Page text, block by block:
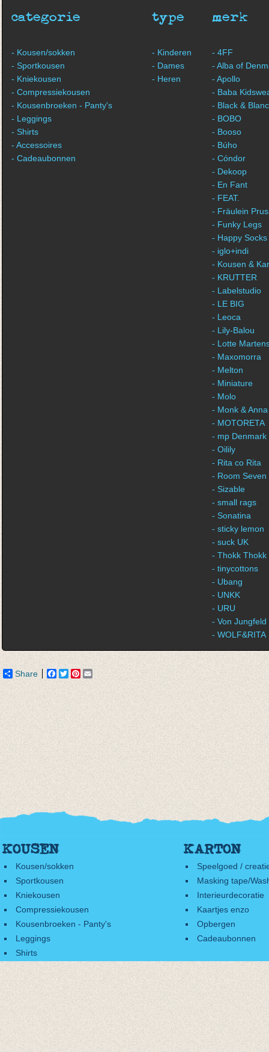
categorie
- Kousen/sokken
- Sportkousen
- Kniekousen
- Compressiekousen
- Kousenbroeken - Panty's
- Leggings
- Shirts
- Accessoires
- Cadeaubonnen
type
- Kinderen
- Dames
- Heren
merk
- 4FF
- Alba of
- Apollo
- Baba
- Black &
- BOBO
- Booso
- Búho
- Cóndor
- Dekoop
- En Fant
- FEAT.
- Fräulein
- Funky Legs
- Happy Socks
- iglo+indi
- Kousen &
- KRUTTER
- Labelstudio
- LE BIG
- Leoca
- Lily-Balou
- Lotte
- Maxomorra
- Melton
- Miniature
- Molo
- Monk & Anna
- MOTORETA
- mp Denmark
- Oilily
- Rita co Rita
- Room Seven
- Sizable
- small rags
- Sonatina
- sticky lemon
- suck UK
- Thokk Thokk
- tinycottons
- Ubang
- UNKK
- URU
- Von Jungfeld
- WOLF&RITA
Share Facebook
TwitterPinterest
KOUSEN
Kousen/sokken
Sportkousen
Kniekousen
Compressiekousen
Kousenbroeken - Panty's
Leggings
Shirts
KARTON
Speelgoed /
Masking tape/
Interieurdecoratie
Kaartjes enzo
Opbergen
Cadeaubonnen